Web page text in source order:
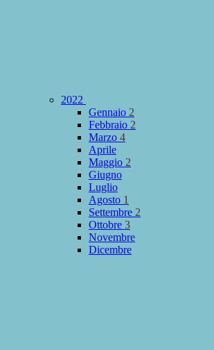
2022
Gennaio 2
Febbraio 2
Marzo 4
Aprile
Maggio 2
Giugno
Luglio
Agosto 1
Settembre 2
Ottobre 3
Novembre
Dicembre